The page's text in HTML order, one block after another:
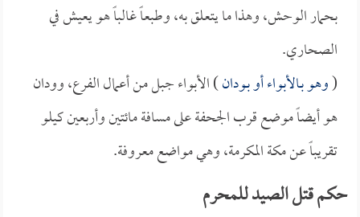
بحمار الوحش، وهذا ما يتعلق به، وطبعاً غالباً هو يعيش في
الصحاري.
(وهو بـالأبواء أو بـودان) الأبواء جبل من أعمال الفرع، وودان
هو أيضاً موضع قرب الجحفة على مسافة مائتين وأربعين كيلو
تقريباً عن مكة المكرمة، وهي مواضع معروفة.
حكم قتل الصيد للمحرم